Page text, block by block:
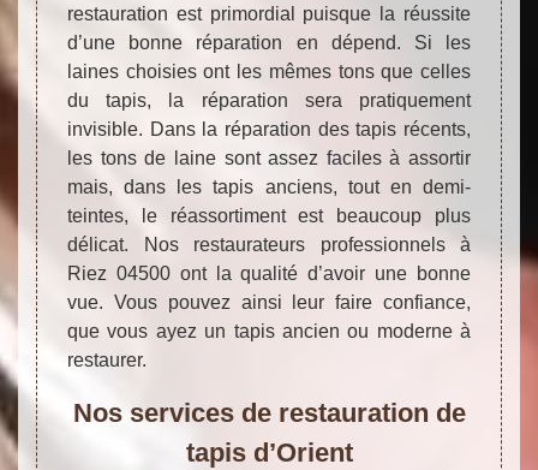
restauration est primordial puisque la réussite
d’une bonne réparation en dépend. Si les
laines choisies ont les mêmes tons que celles
du tapis, la réparation sera pratiquement
invisible. Dans la réparation des tapis récents,
les tons de laine sont assez faciles à assortir
mais, dans les tapis anciens, tout en demi-
teintes, le réassortiment est beaucoup plus
délicat. Nos restaurateurs professionnels à
Riez 04500 ont la qualité d’avoir une bonne
vue. Vous pouvez ainsi leur faire confiance,
que vous ayez un tapis ancien ou moderne à
restaurer.
Nos services de restauration de
tapis d’Orient